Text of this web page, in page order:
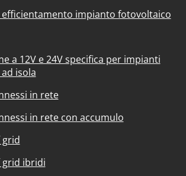
efficientamento impianto fotovoltaico
a 12V e 24V specifica per impianti
isola
in rete
in rete con accumulo
ibridi